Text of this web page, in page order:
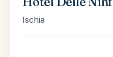
Ischia